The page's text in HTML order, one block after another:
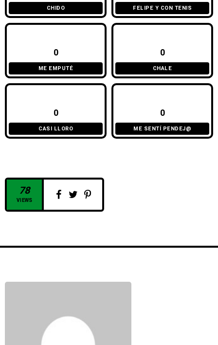
78
VIEWS
CHIDO FELIPE Y CON TENIS
0
ME EMPUTÉ
0
CHALE
0
CASI LLORO
0
ME SENTÍ PENDEJ@